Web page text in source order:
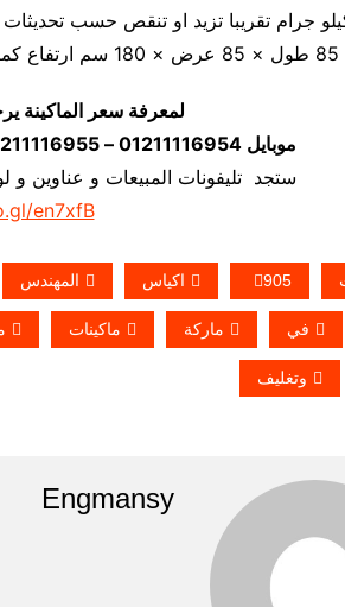
لمعرفة سعر الماكينة
موبايل 01211116954 – 01211116955 – 01211116956–01211116958
ستجد تليفونات المبيعات و عناوين
en7xfB
905 اكياس المهندس
في ماركة ماكينات
وتغليف
Engmansy